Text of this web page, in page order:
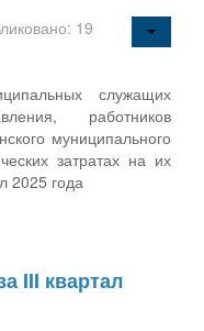
19
служащих
работников
муниципального
затратах на их
2025 года
III квартал